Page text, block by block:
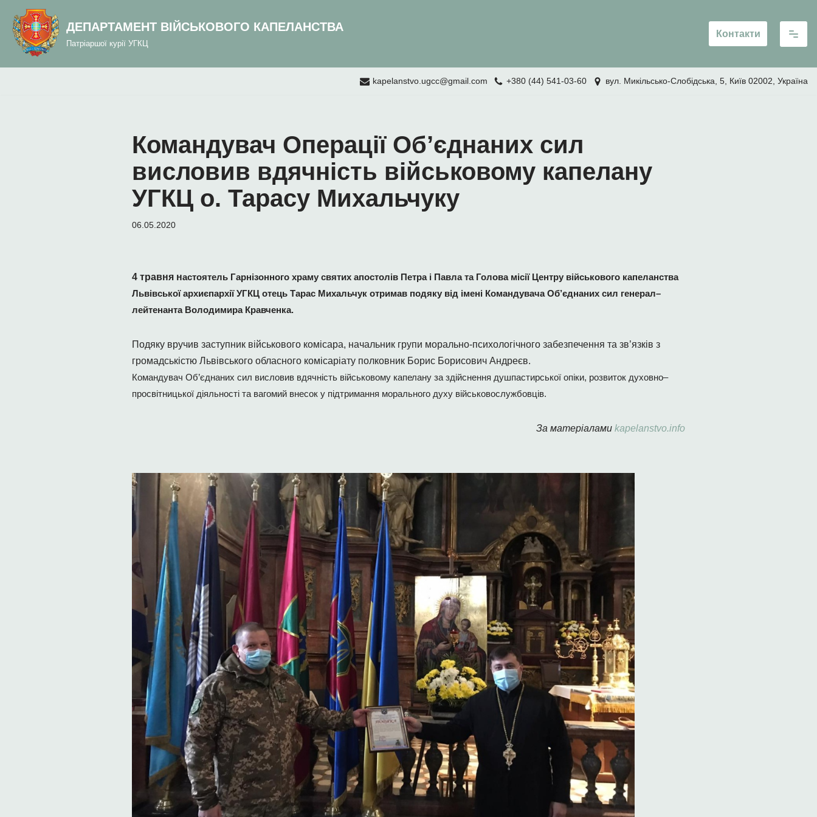
вмісту
Перейти
вмісту
ДЕПАРТАМЕНТ ВІЙСЬКОВОГО КАПЕЛАНСТВА
Патріаршої курії УГКЦ
Контакти
kapelanstvo.ugcc@gmail.com +380 (44) 541-03-60 вул. Микільсько-Слобідська, 5, Київ 02002, Україна
Командувач Операції Об’єднаних сил
висловив вдячність військовому капелану
УГКЦ о. Тарасу Михальчуку
06.05.2020
4 травня настоятель Гарнізонного храму святих апостолів Петра і Павла та Голова місії Центру військового капеланства
Львівської архиєпархії УГКЦ отець Тарас Михальчук отримав подяку від імені Командувача Об’єднаних сил генерал–
лейтенанта Володимира Кравченка.
Подяку вручив заступник військового комісара, начальник групи морально-психологічного забезпечення та зв’язків з
громадськістю Львівського обласного комісаріату полковник Борис Борисович Андреєв.
Командувач Об’єднаних сил висловив вдячність військовому капелану за здійснення душпастирської опіки, розвиток духовно–
просвітницької діяльності та вагомий внесок у підтримання морального духу військовослужбовців.
За матеріаламиkapelanstvo.info